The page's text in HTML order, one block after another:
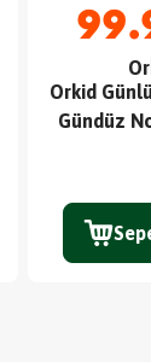
Orkid
Gündüz